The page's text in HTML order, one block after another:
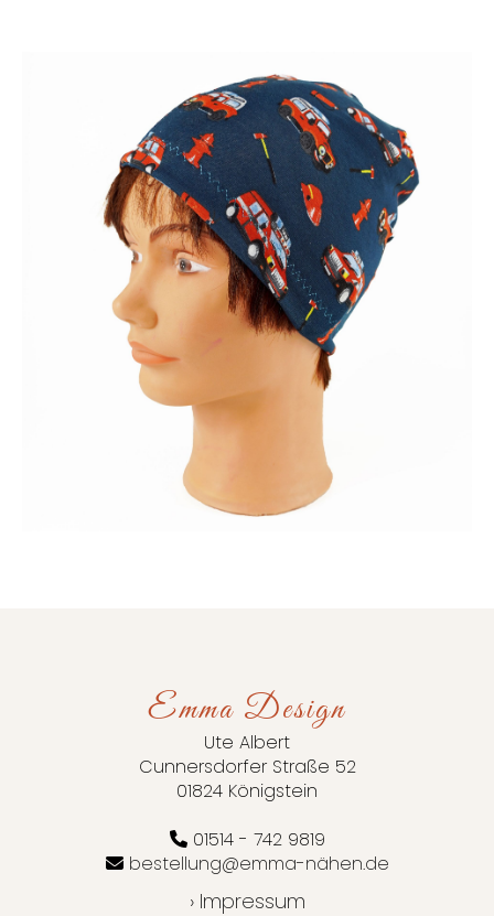
Emma Design
Ute Albert
Cunnersdorfer Straße 52
01824 Königstein
01514 - 742 9819
bestellung@emma-nähen.de
› Impressum